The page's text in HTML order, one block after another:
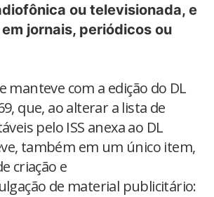
ou televisionada, e
jornais, periódicos ou
manteve com a edição do DL
que, ao alterar a lista de
pelo ISS anexa ao DL
também em um único item,
criação e
de material publicitário: